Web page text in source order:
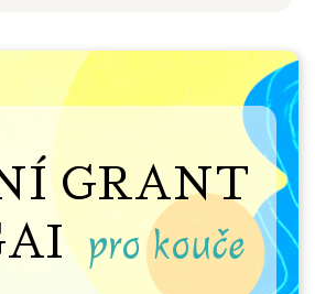
GRANT
pro kouče